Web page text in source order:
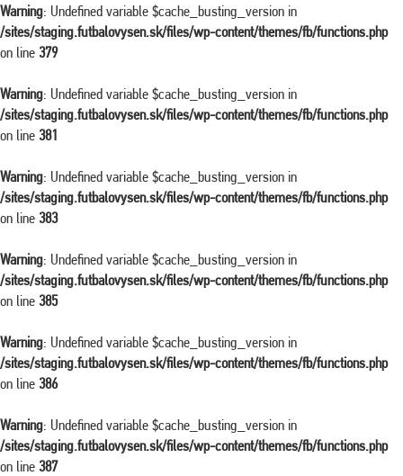
Warning: Undefined variable $cache_busting_version in
/sites/staging.futbalovysen.sk/files/wp-content/themes/fb/functions.php
on line 379
Warning: Undefined variable $cache_busting_version in
/sites/staging.futbalovysen.sk/files/wp-content/themes/fb/functions.php
on line 381
Warning: Undefined variable $cache_busting_version in
/sites/staging.futbalovysen.sk/files/wp-content/themes/fb/functions.php
on line 383
Warning: Undefined variable $cache_busting_version in
/sites/staging.futbalovysen.sk/files/wp-content/themes/fb/functions.php
on line 385
Warning: Undefined variable $cache_busting_version in
/sites/staging.futbalovysen.sk/files/wp-content/themes/fb/functions.php
on line 386
Warning: Undefined variable $cache_busting_version in
/sites/staging.futbalovysen.sk/files/wp-content/themes/fb/functions.php
on line 387